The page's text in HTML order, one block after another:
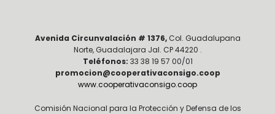
Avenida Circunvalación # 1376, Col. Guadalupana
Norte, Guadalajara Jal. CP 44220 .
Teléfonos: 33 38 19 57 00/01
promocion@cooperativaconsigo.coop
www.cooperativaconsigo.coop
Comisión Nacional para la Protección y Defensa de los